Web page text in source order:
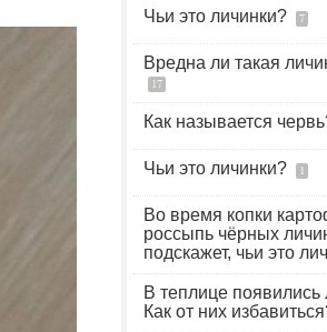
Чьи это личинки? 7
Вредна ли такая
17
Как называется
Чьи это личинки? 1
Во время копки
россыпь чёрных
подскажет, чьи это
В теплице появились
Как от них